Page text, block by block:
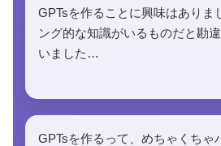
GPTsを作ることに興味はありま
ング的な知識がいるものだと勘
いました…
GPTsを作るって、めちゃくちゃ